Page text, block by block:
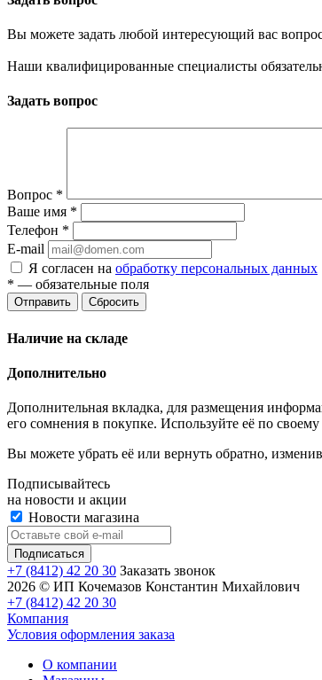
Вы можете задать любой интересующий вас
Наши квалифицированные специалисты
Задать вопрос
Вопрос *
Ваше имя *
Телефон *
E-mail
Я согласен на обработку персональных данных
* — обязательные поля
Отправить Сбросить
Наличие на складе
Дополнительно
Дополнительная вкладка, для размещения
его сомнения в покупке. Используйте её по
Вы можете убрать её или вернуть обратно,
Подписывайтесь
на новости и акции
Новости магазина
+7 (8412) 42 20 30 Заказать звонок
2026 © ИП Кочемазов Константин Михайлович
+7 (8412) 42 20 30
Компания
Условия оформления заказа
О компании